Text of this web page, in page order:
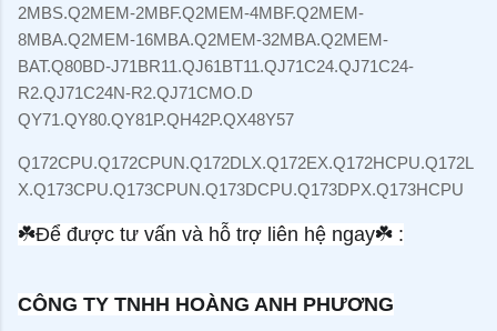
2MBS.Q2MEM-2MBF.Q2MEM-4MBF.Q2MEM-
8MBA.Q2MEM-16MBA.Q2MEM-32MBA.Q2MEM-
BAT.Q80BD-J71BR11.QJ61BT11.QJ71C24.QJ71C24-
R2.QJ71C24N-R2.QJ71CMO.D
QY71.QY80.QY81P.QH42P.QX48Y57
Q172CPU.Q172CPUN.Q172DLX.Q172EX.Q172HCPU.Q172L
X.Q173CPU.Q173CPUN.Q173DCPU.Q173DPX.Q173HCPU
☘Để được tư vấn và hỗ trợ liên hệ ngay☘ :
CÔNG TY TNHH HOÀNG ANH PHƯƠNG